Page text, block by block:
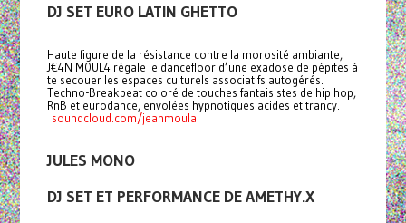
DJ SET EURO LATIN GHETTO
Haute figure de la résistance contre la morosité ambiante,
J€4N M0UL4 régale le dancefloor d’une exadose de pépites à
te secouer les espaces culturels associatifs autogérés.
Techno-Breakbeat coloré de touches fantaisistes de hip hop,
RnB et eurodance, envolées hypnotiques acides et trancy.
soundcloud.com/jeanmoula
JULES MONO
DJ SET ET PERFORMANCE DE AMETHY.X